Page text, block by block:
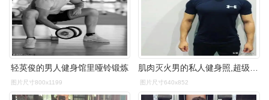
轻英俊的男人健身馆里哑铃锻炼
图片尺寸800x1199 图片尺寸640x852